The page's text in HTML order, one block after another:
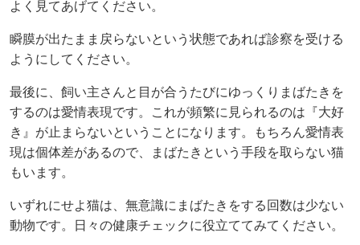
よく見てあげてください。
瞬膜が出たまま戻らないという状態であれば診察を受ける
ようにしてください。
最後に、飼い主さんと目が合うたびにゆっくりまばたきを
するのは愛情表現です。これが頻繁に見られるのは『大好
き』が止まらないということになります。もちろん愛情表
現は個体差があるので、まばたきという手段を取らない猫
もいます。
いずれにせよ猫は、無意識にまばたきをする回数は少ない
動物です。日々の健康チェックに役立ててみてください。